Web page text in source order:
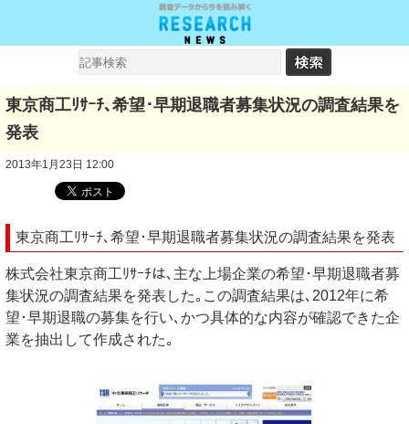
東京商工ﾘｻｰﾁ､希望･早期退職者募集状況の調査結果を
発表
2013年1月23日 12:00
東京商工ﾘｻｰﾁ､希望･早期退職者募集状況の調査結果を発表
株式会社東京商工ﾘｻｰﾁは､主な上場企業の希望･早期退職者募
集状況の調査結果を発表した｡この調査結果は､2012年に希
望･早期退職の募集を行い､かつ具体的な内容が確認できた企
業を抽出して作成された｡